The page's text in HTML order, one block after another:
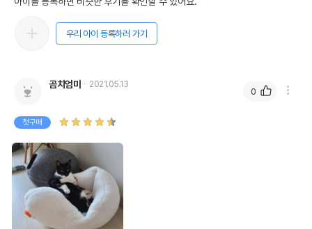
우리 아이 등록하러 가기
곰치엄마 2021.05.13
첫구매
0